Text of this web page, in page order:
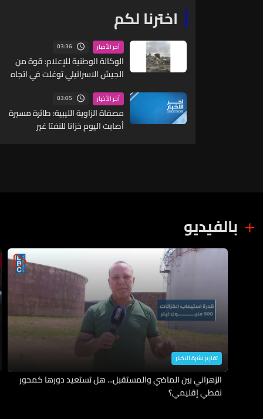
اخترنا لكم
آخر الأخبار 03:36
الوكالة الوطنية للإعلام: قوة من
الجيش الاسرائيلي توغلت في اتجاه
ترابيا جديدا
آخر الأخبار 03:05
مصفاة الزاوية الليبية: طائرة مسيرة
أصابت اليوم خزانا للنفتا غير
بالفيديو
تقارير نشرة الاخبار
الزهراني بين الماضي والمستقبل... هل تستعيد دورها كمحور
نفطي إقليمي؟